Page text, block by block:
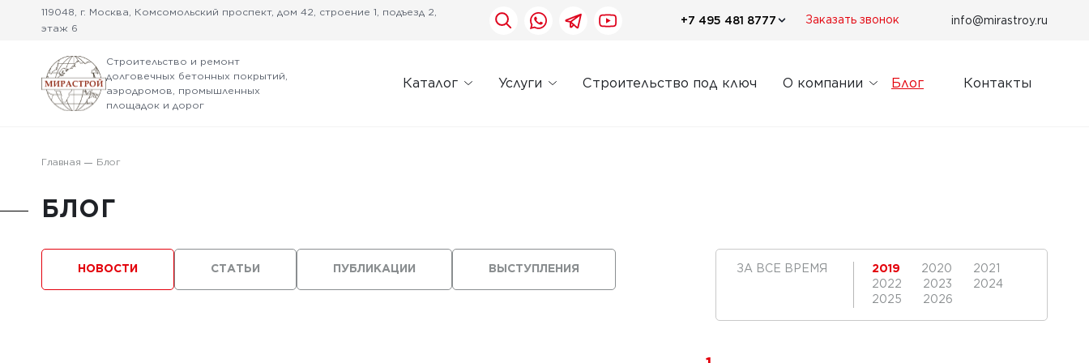
119048, г. Москва, Комсомольский проспект, дом 42, строение 1, подъезд 2,
этаж 6
+7 495 481 8777 Заказать звонок info@mirastroy.ru
Строительство и ремонт
долговечных бетонных покрытий,
аэродромов, промышленных
площадок и дорог
Каталог Услуги Строительство под ключ О компании Блог Контакты
Главная Блог
БЛОГ
ВЫСТУПЛЕНИЯ
ПУБЛИКАЦИИ
НОВОСТИ СТАТЬИ ЗА ВСЕ ВРЕМЯ 2019 2020
2021
2022
2023
2024
2025
2026